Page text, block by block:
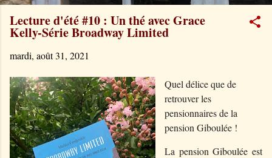
Lecture d'été #10 : Un thé avec Grace
Kelly-Série Broadway Limited
mardi, août 31, 2021
Quel délice que de
retrouverles
pensionnaires de la
pension Giboulée !
La pension Giboulée est